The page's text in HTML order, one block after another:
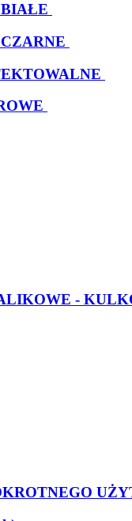
BIAŁE
CZARNE
-